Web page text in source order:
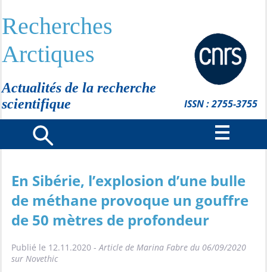
Recherches
Arctiques
Actualités de la recherche
scientifique
ISSN : 2755-3755
En Sibérie, l’explosion d’une bulle
de méthane provoque un gouffre
de 50 mètres de profondeur
Publié le 12.11.2020 -Article de Marina Fabre du 06/09/2020
sur Novethic